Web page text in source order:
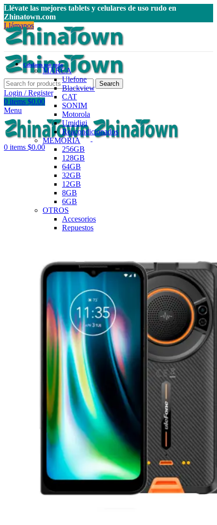
Llévate las mejores tablets y celulares de uso rudo en
Zhinatown.com
Llámanos
Search
Login / Register
0 items $0.00
Menu
0 items $0.00
Celulares uso rudo
MARCA
Ulefone
Blackview
CAT
SONIM
Motorola
Umidigi
Reacondicionados
MEMORIA
256GB
128GB
64GB
32GB
12GB
8GB
6GB
OTROS
Accesorios
Repuestos